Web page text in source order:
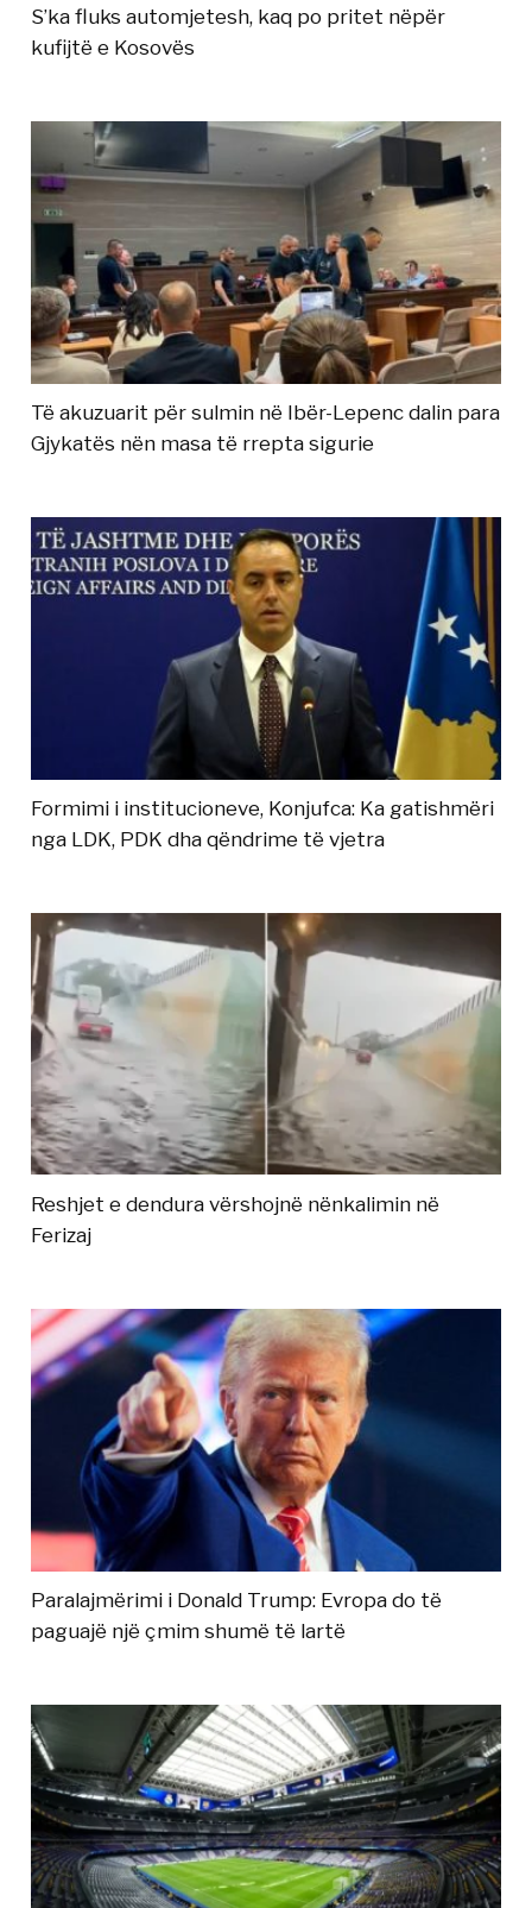
S’ka fluks automjetesh, kaq po pritet nëpër
kufijtë e Kosovës
Të akuzuarit për sulmin në Ibër-Lepenc dalin para
Gjykatës nën masa të rrepta sigurie
Formimi i institucioneve, Konjufca: Ka gatishmëri
nga LDK, PDK dha qëndrime të vjetra
Reshjet e dendura vërshojnë nënkalimin në
Ferizaj
Paralajmërimi i Donald Trump: Evropa do të
paguajë një çmim shumë të lartë